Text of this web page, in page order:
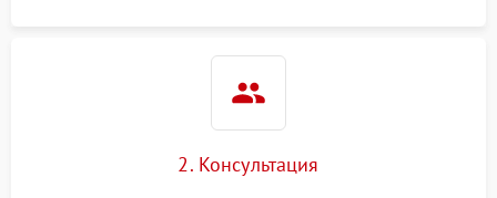
2. Консультация